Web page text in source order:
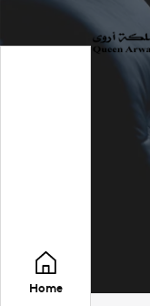
Home